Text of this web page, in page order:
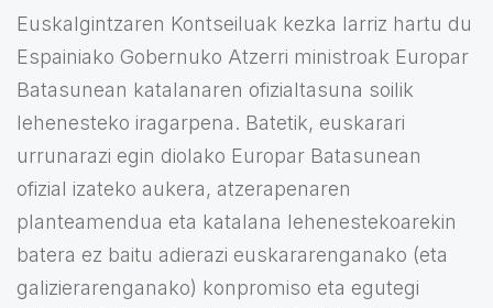
Euskalgintzaren Kontseiluak kezka larriz hartu du
Espainiako Gobernuko Atzerri ministroak Europar
Batasunean katalanaren ofizialtasuna soilik
lehenesteko iragarpena. Batetik, euskarari
urrunarazi egin diolako Europar Batasunean
ofizial izateko aukera, atzerapenaren
planteamendua eta katalana lehenestekoarekin
batera ez baitu adierazi euskararenganako (eta
galizierarenganako) konpromiso eta egutegi